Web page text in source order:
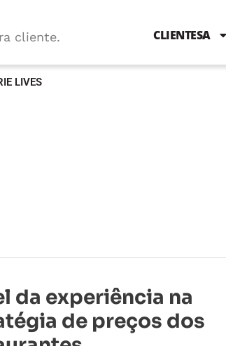
cliente. CLIENTESA
LIVES
da experiência na
de preços dos